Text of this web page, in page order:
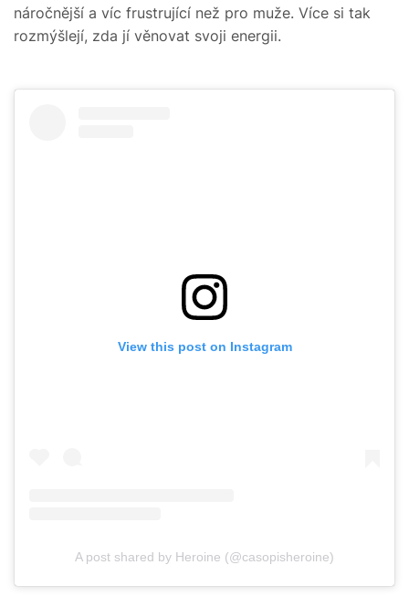
náročnější a víc frustrující než pro muže. Více si tak
rozmýšlejí, zda jí věnovat svoji energii.
View this post on Instagram
A post shared by Heroine (@casopisheroine)